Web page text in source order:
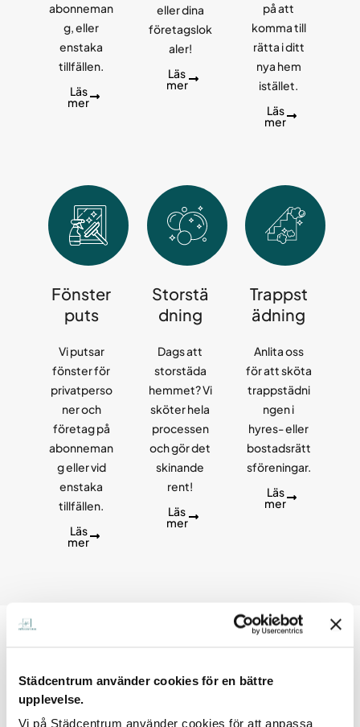
Städcentrum använder cookies för en bättre
upplevelse.
Vi på Städcentrum använder cookies för att anpassa
abonneman
g, eller
enstaka
tillfällen.
Läs
mer
eller dina
företagslok
aler!
Läs
mer
på att
komma till
rätta i ditt
nya hem
istället.
Läs
mer
Fönster
puts
Vi putsar
fönster för
privatperso
ner och
företag på
abonneman
g eller vid
enstaka
tillfällen.
Läs
mer
Storstä
dning
Dags att
storstäda
hemmet? Vi
sköter hela
processen
och gör det
skinande
rent!
Läs
mer
Trappst
ädning
Anlita oss
för att sköta
trappstädni
ngen i
hyres- eller
bostadsrätt
sföreningar.
Läs
mer